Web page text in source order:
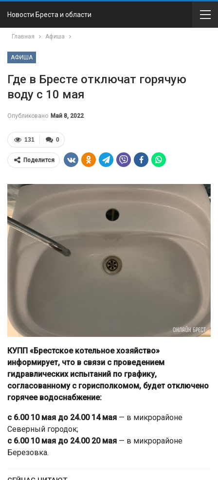
Новости Бреста и области
Главная Афиша
АФИША
Где в Бресте отключат горячую
воду с 10 мая
Опубликовано Май 8, 2022
0
131
Поделится
КУПП «Брестское котельное хозяйство»
информирует, что в связи с проведением
гидравлических испытаний по графику,
согласованному с горисполкомом, будет отключено
горячее водоснабжение:
с 6.00 10 мая до 24.00 14 мая — в микрорайоне
Северный городок;
с 6.00 10 мая до 24.00 20 мая — в микрорайоне
Березовка.